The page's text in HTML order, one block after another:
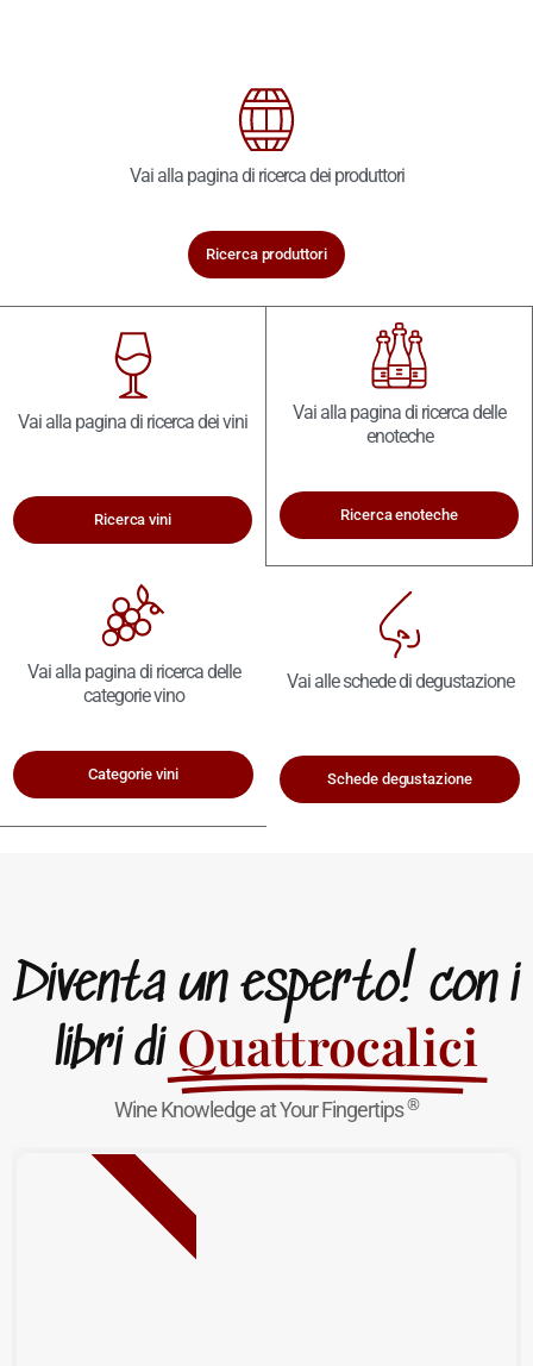
Vai alla pagina di ricerca dei produttori
Ricerca produttori
Vai alla pagina di ricerca dei vini
Ricerca vini
Vai alla pagina di ricerca delle
enoteche
Ricerca enoteche
Vai alla pagina di ricerca delle
categorie vino
Categorie vini
Vai alle schede di degustazione
Schede degustazione
Diventa un esperto! con i
libri di Quattrocalici
Wine Knowledge at Your Fingertips®
NUOVA USCITA